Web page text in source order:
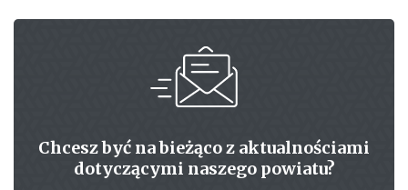
Chcesz być na bieżąco z aktualnościami
dotyczącymi naszego powiatu?